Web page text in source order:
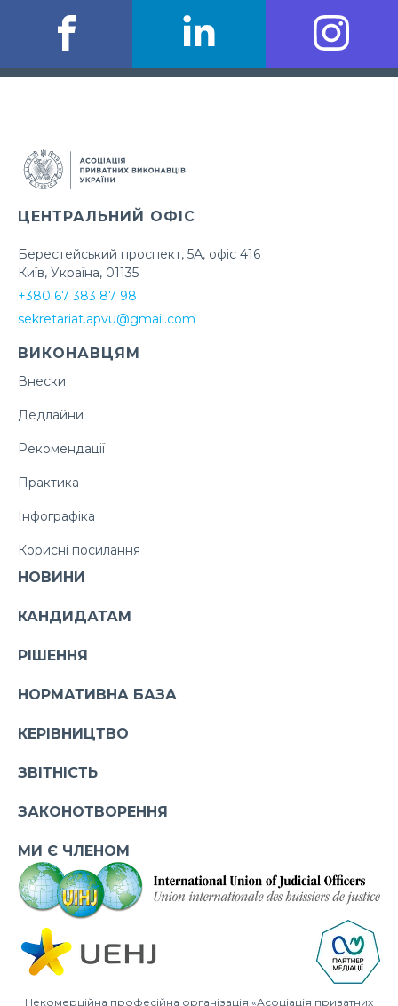
ЦЕНТРАЛЬНИЙ ОФІС
Берестейський проспект, 5А, офіс 416
Київ, Україна, 01135
+380 67 383 87 98
sekretariat.apvu@gmail.com
ВИКОНАВЦЯМ
Внески
Дедлайни
Рекомендації
Практика
Інфографіка
Корисні посилання
НОВИНИ
КАНДИДАТАМ
РІШЕННЯ
НОРМАТИВНА БАЗА
КЕРІВНИЦТВО
ЗВІТНІСТЬ
ЗАКОНОТВОРЕННЯ
МИ Є ЧЛЕНОМ
Некомерційна професійна організація «Асоціація приватних